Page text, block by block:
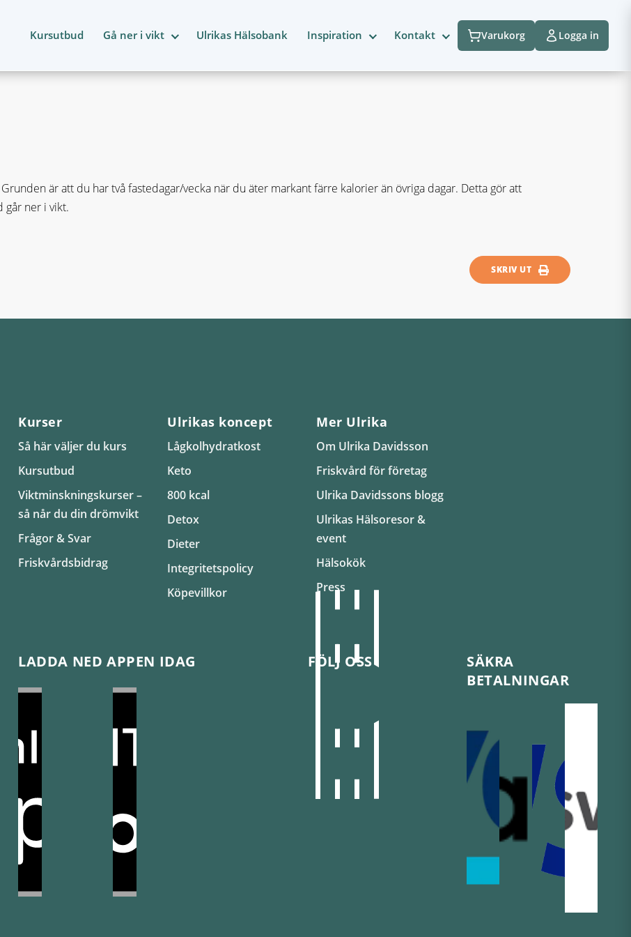
Kursutbud Gå ner i vikt Ulrikas Hälsobank Inspiration Kontakt Varukorg Logga in
är att du har två fastedagar/vecka när du äter markant färre kalorier än övriga dagar. Detta gör att
går ner i vikt.
SKRIV UT
Kurser
Så här väljer du kurs
Kursutbud
Viktminskningskurser –
så når du din drömvikt
Frågor & Svar
Friskvårdsbidrag
Ulrikas koncept
Lågkolhydratkost
Keto
800 kcal
Detox
Dieter
Integritetspolicy
Köpevillkor
Mer Ulrika
Om Ulrika Davidsson
Friskvård för företag
Ulrika Davidssons blogg
Ulrikas Hälsoresor &
event
Hälsokök
Press
LADDA NED APPEN IDAG FÖLJ OSS
SÄKRA
BETALNINGAR